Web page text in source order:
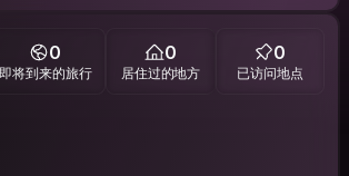
0
即将到来的旅行
0
居住过的地方
0
已访问地点